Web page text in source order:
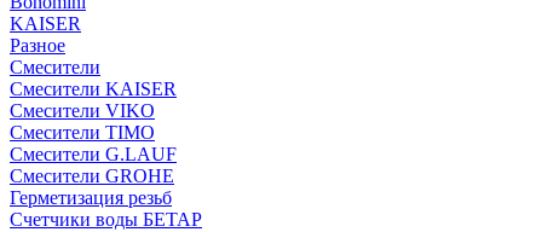
KAISER
Разное
Смесители
Смесители KAISER
Смесители VIKO
Смесители TIMO
Смесители G.LAUF
Смесители GROHE
Герметизация резьб
Счетчики воды БЕТАР